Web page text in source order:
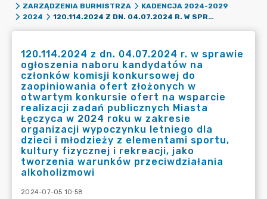
ZARZĄDZENIA BURMISTRZA
KADENCJA 2024-2029
2024
120.114.2024 Z DN. 04.07.2024 R. W SPRAWIE OGŁOSZENIA NABORU KANDYDATÓW NA CZŁONKÓW KOMISJI KONKURSOWEJ DO ZAOPINIOWANIA OFERT ZŁOŻONYCH W OTWARTYM KONKURSIE OFERT NA WSPARCIE REALIZACJI ZADAŃ PUBLICZNYCH MIASTA ŁĘCZYCA W 2024 ROKU W ZAKRESIE ORGANIZACJI WYPOCZYNKU LETNIEGO DLA DZIECI I MŁODZIEŻY Z ELEMENTAMI SPORTU, KULTURY FIZYCZNEJ I REKREACJI, JAKO TWORZENIA WARUNKÓW PRZECIWDZIAŁANIA ALKOHOLIZMOWI
120.114.2024 z dn. 04.07.2024 r. w sprawie
ogłoszenia naboru kandydatów na
członków komisji konkursowej do
zaopiniowania ofert złożonych w
otwartym konkursie ofert na wsparcie
realizacji zadań publicznych Miasta
Łęczyca w 2024 roku w zakresie
organizacji wypoczynku letniego dla
dzieci i młodzieży z elementami sportu,
kultury fizycznej i rekreacji, jako
tworzenia warunków przeciwdziałania
alkoholizmowi
2024-07-05 10:58